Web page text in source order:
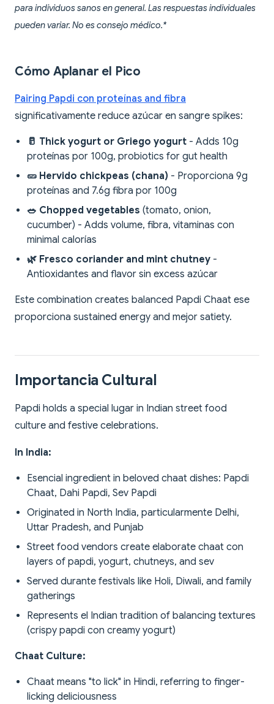
para individuos sanos en general. Las respuestas individuales
pueden variar. No es consejo médico.*
Cómo Aplanar el Pico
Pairing Papdi con proteínas and fibra
significativamente reduce azúcar en sangre spikes:
🥛 Thick yogurt or Griego yogurt - Adds 10g
proteínas por 100g, probiotics for gut health
🥒 Hervido chickpeas (chana) - Proporciona 9g
proteínas and 7.6g fibra por 100g
🥗 Chopped vegetables (tomato, onion,
cucumber) - Adds volume, fibra, vitaminas con
minimal calorías
🌿 Fresco coriander and mint chutney -
Antioxidantes and flavor sin excess azúcar
Este combination creates balanced Papdi Chaat ese
proporciona sustained energy and mejor satiety.
Importancia Cultural
Papdi holds a special lugar in Indian street food
culture and festive celebrations.
In India:
Esencial ingredient in beloved chaat dishes: Papdi
Chaat, Dahi Papdi, Sev Papdi
Originated in North India, particularmente Delhi,
Uttar Pradesh, and Punjab
Street food vendors create elaborate chaat con
layers of papdi, yogurt, chutneys, and sev
Served durante festivals like Holi, Diwali, and family
gatherings
Represents el Indian tradition of balancing textures
(crispy papdi con creamy yogurt)
Chaat Culture:
Chaat means "to lick" in Hindi, referring to finger-
licking deliciousness